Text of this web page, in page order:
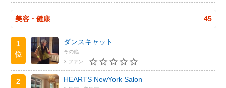
美容・健康 45
1
位
ダンスキャット
その他
3 ファン
2
HEARTS NewYork Salon